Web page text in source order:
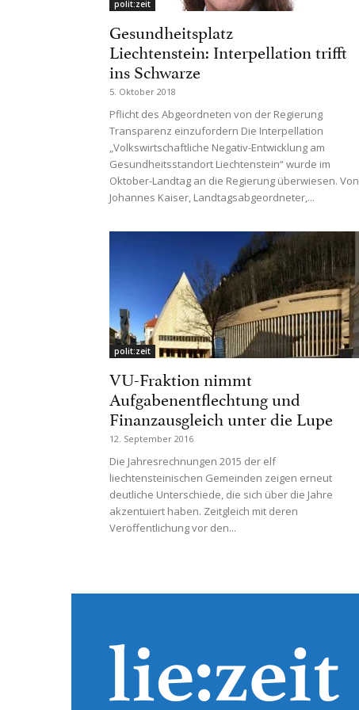
polit:zeit
Gesundheitsplatz
Liechtenstein: Interpellation trifft
ins Schwarze
5. Oktober 2018
Pflicht des Abgeordneten von der Regierung
Transparenz einzufordern Die Interpellation
„Volkswirtschaftliche Negativ-Entwicklung am
Gesundheitsstandort Liechtenstein“ wurde im
Oktober-Landtag an die Regierung überwiesen. Von
Johannes Kaiser, Landtagsabgeordneter,...
polit:zeit
VU-Fraktion nimmt
Aufgabenentflechtung und
Finanzausgleich unter die Lupe
12. September 2016
Die Jahresrechnungen 2015 der elf
liechtensteinischen Gemeinden zeigen erneut
deutliche Unterschiede, die sich über die Jahre
akzentuiert haben. Zeitgleich mit deren
Veröffentlichung vor den...